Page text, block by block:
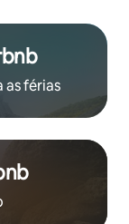
as férias